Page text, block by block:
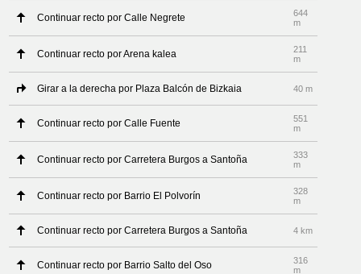
Continuar recto por Calle Negrete
644
m
Continuar recto por Arena kalea
211
m
Girar a la derecha por Plaza Balcón de Bizkaia 40 m
Continuar recto por Calle Fuente
551
m
Continuar recto por Carretera Burgos a Santoña
333
m
Continuar recto por Barrio El Polvorín
328
m
Continuar recto por Carretera Burgos a Santoña 4 km
Continuar recto por Barrio Salto del Oso
316
m